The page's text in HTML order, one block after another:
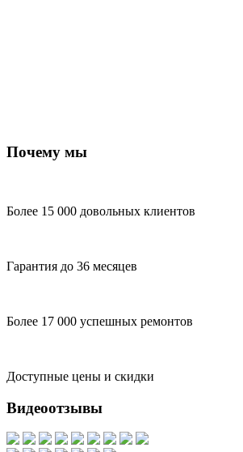
Почему мы
Более 15 000 довольных клиентов
Гарантия до 36 месяцев
Более 17 000 успешных ремонтов
Доступные цены и скидки
Видеоотзывы